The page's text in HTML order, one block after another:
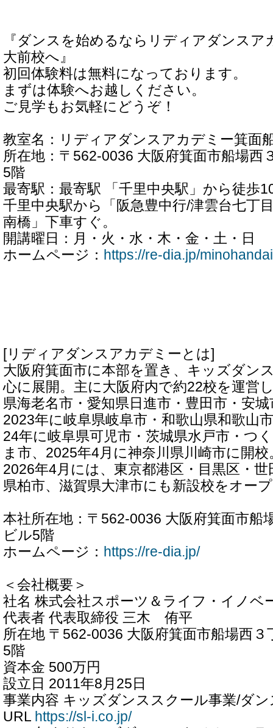
『ダンスを始めるならリディアダンスア
大前校へ』
初回体験料は無料になっております。
まずは体験へお越しください。
ご見学もお気軽にどうぞ！
教室名：リディアダンスアカデミー箕面
所在地：〒562-0036 大阪府箕面市船場西
5階
最寄駅：最寄駅 「千里中央駅」から徒歩
千里中央駅から「阪急豊中行/津雲台七丁
南橋」下車すぐ。
開講曜日：月・火・水・木・金・土・日
ホームページ： https://re-dia.jp/
[リディアダンスアカデミーとは]
大阪府箕面市に本部を置き、キッズダン
心に展開。主に大阪府内で約22校を運営
県海老名市・愛知県日進市・豊田市・安
2023年に岐阜県岐阜市・和歌山県和歌山
24年に岐阜県可児市・茨城県水戸市・つ
ま市、2025年4月に神奈川県川崎市に開校
2026年4月には、東京都港区・目黒区・
県柏市、滋賀県大津市にも新設校をオー
本社所在地：〒562-0036 大阪府箕面市船
ビル5階
ホームページ： https://re-dia.jp/
＜会社概要＞
社名 株式会社スポーツ＆ライフ・イノベ
代表者 代表取締役 三木 侑平
所在地 〒562-0036 大阪府箕面市船場西
5階
資本金 500万円
設立日 2011年8月25日
事業内容 キッズダンススクール事業/ダ
URL https://sl-i.co.jp/